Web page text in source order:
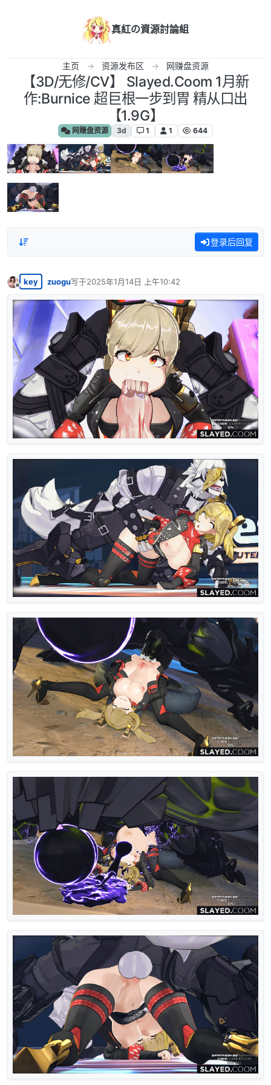
真紅の資源討論組
主页 资源发布区 网赚盘资源
【3D/无修/CV】 Slayed.Coom 1月新
作:Burnice 超巨根一步到胃 精从口出
【1.9G】
网赚盘资源 3d 1 1 644
登录后回复
离线
key zuogu写于2025年1月14日 上午10:42
最后由 编辑